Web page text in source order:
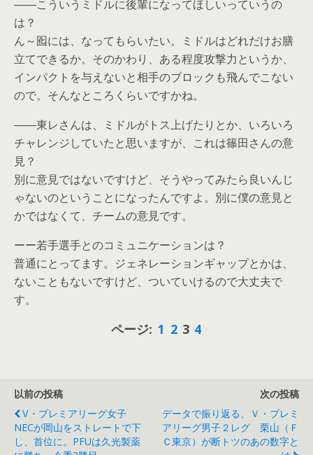
――こういうミドルに後輩になってほしいっていうの
は？
ん～囮には、なってもらいたい。ミドルはどれだけお膳
立てできるか。そのかわり、ある程度攻撃力というか、
インパクトを与えないと相手のブロックも飛んでこない
ので。そんなところくらいですかね。
――東レさんは、ミドルがトス上げたりとか、いろいろ
チャレンジしていたと思いますが、これは篠田さんの意
見？
別に意見ではないですけど、そうやってみたら良いんじ
ゃないのということになったんですよ。別に僕の意見と
かではなくて、チームの意見です。
ーー若手選手とのコミュニケーションは？
普通にとってます。ジェネレーションギャップとかは、
ないこともないですけど、ついていけるので大丈夫で
す。
ページ: 1 2 3 4
以前の投稿
V・プレミアリーグ女子
NECが岡山をストレートで下
し、首位に。PFUは久光製薬
次の投稿
データで振り返る、Ｖ・プレミ
アリーグ男子２レグ 栗山（Ｆ
Ｃ東京）が断トツのあの数字と